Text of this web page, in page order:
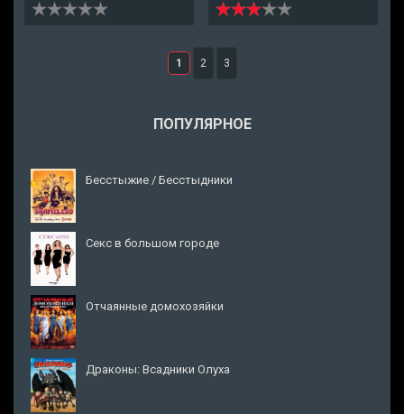
1 2 3
ПОПУЛЯРНОЕ
Бесстыжие / Бесстыдники
Секс в большом городе
Отчаянные домохозяйки
Драконы: Всадники Олуха